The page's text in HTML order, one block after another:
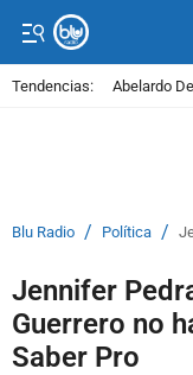
Tendencias: Abelardo
Blu Radio / Política /
Jennifer
Guerrero no
Saber Pro